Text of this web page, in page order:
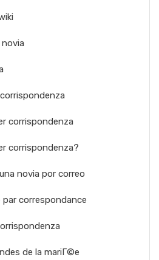
corrispondenza
corrispondenza?
novia por correo
correspondance
de la mariГ©e